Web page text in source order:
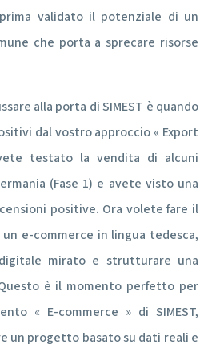
validato il potenziale di un
che porta a sprecare risorse
alla porta di SIMEST è quando
dal vostro approccio « Export
testato la vendita di alcuni
(Fase 1) e avete visto una
positive. Ora volete fare il
un e-commerce in lingua tedesca,
mirato e strutturare una
è il momento perfetto per
« E-commerce » di SIMEST,
un progetto basato su dati reali e